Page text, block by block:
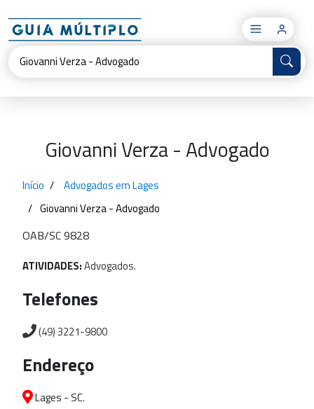
×
Giovanni Verza - Advogado
Início
Advogados em Lages
Giovanni Verza - Advogado
OAB/SC 9828
ATIVIDADES:Advogados.
Telefones
(49) 3221-9800
Endereço
Lages - SC.